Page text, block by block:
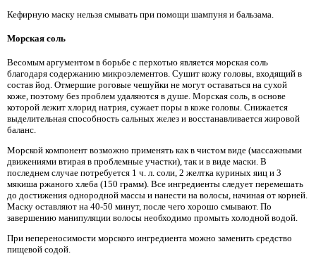
Кефирную маску нельзя смывать при помощи шампуня и бальзама.
Морская соль
Весомым аргументом в борьбе с перхотью является морская соль
благодаря содержанию микроэлементов. Сушит кожу головы, входящий в
состав йод. Отмершие роговые чешуйки не могут оставаться на сухой
коже, поэтому без проблем удаляются в душе. Морская соль, в основе
которой лежит хлорид натрия, сужает поры в коже головы. Снижается
выделительная способность сальных желез и восстанавливается жировой
баланс.
Морской компонент возможно применять как в чистом виде (массажными
движениями втирая в проблемные участки), так и в виде маски. В
последнем случае потребуется 1 ч. л. соли, 2 желтка куриных яиц и 3
мякиша ржаного хлеба (150 грамм). Все ингредиенты следует перемешать
до достижения однородной массы и нанести на волосы, начиная от корней.
Маску оставляют на 40-50 минут, после чего хорошо смывают. По
завершению манипуляции волосы необходимо промыть холодной водой.
При непереносимости морского ингредиента можно заменить средство
пищевой содой.